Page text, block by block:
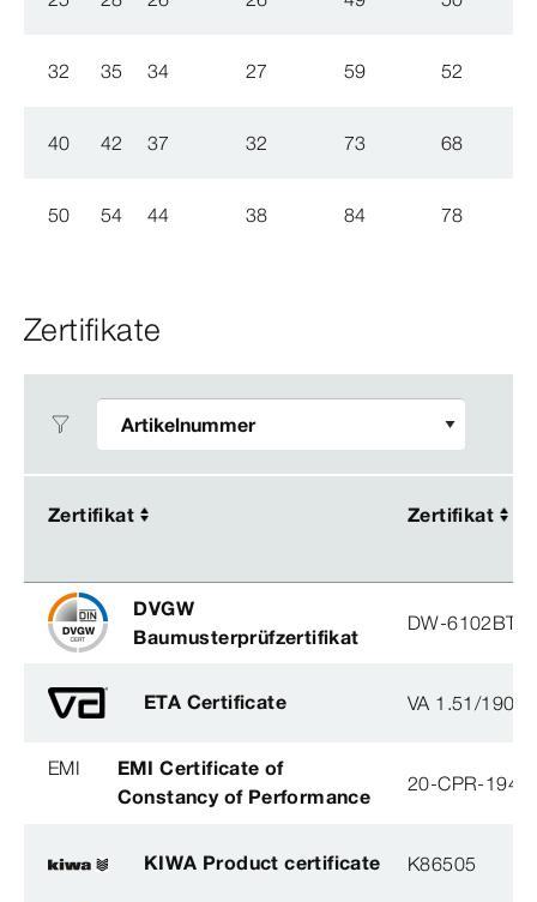
32 35 34 27 59 52
40 42 37 32 73 68
50 54 44 38 84 78
Zertifikate
Zertifikat Zertifikat
Zertifikat Zertifikat
DVGW
Baumusterprüfzertifikat
DW-
ETA Certificate VA 1.51/19005
EMI
EMI Certificate of
Constancy of Performance
20-CPR-194-
KIWA Product certificate K86505